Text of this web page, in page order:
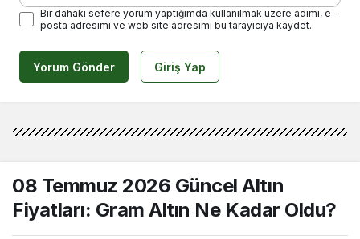
Bir dahaki sefere yorum yaptığımda kullanılmak üzere adımı, e-
posta adresimi ve web site adresimi bu tarayıcıya kaydet.
Yorum Gönder Giriş Yap
08 Temmuz 2026 Güncel Altın
Fiyatları: Gram Altın Ne Kadar Oldu?